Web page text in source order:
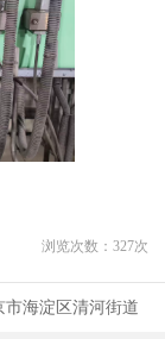
浏览次数： 327次
市海淀区清河街道